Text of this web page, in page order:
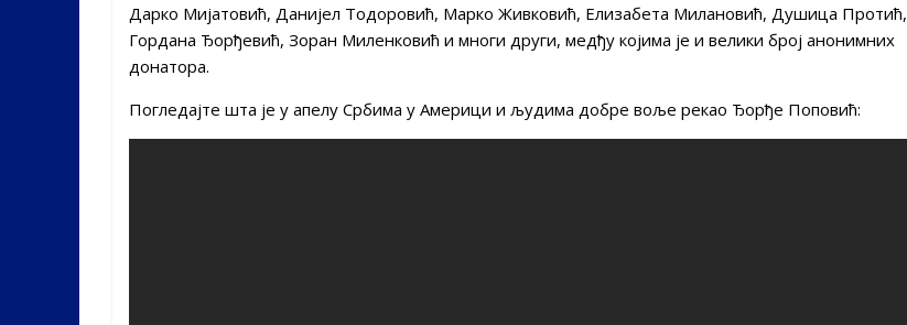
Дарко Мијатовић, Данијел Тодоровић, Марко Живковић, Елизабета Милановић, Душица Протић,
Гордана Ђорђевић, Зоран Миленковић и многи други, медђу којима је и велики број анонимних
донатора.
Погледајте шта је у апелу Србима у Америци и људима добре воље рекао Ђорђе Поповић: